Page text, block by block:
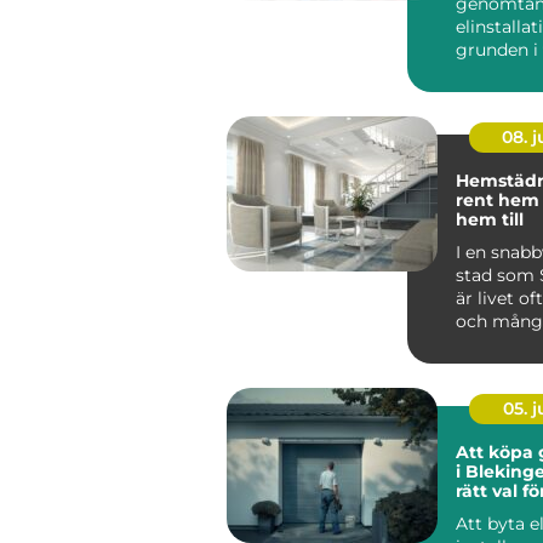
grunden i
lokal. Allt
08.
rent
hem till
I en
stad som
är livet
och
05.
Att köpa
i
rätt val
Att byta